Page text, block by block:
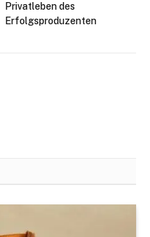
Privatleben des
Erfolgsproduzenten